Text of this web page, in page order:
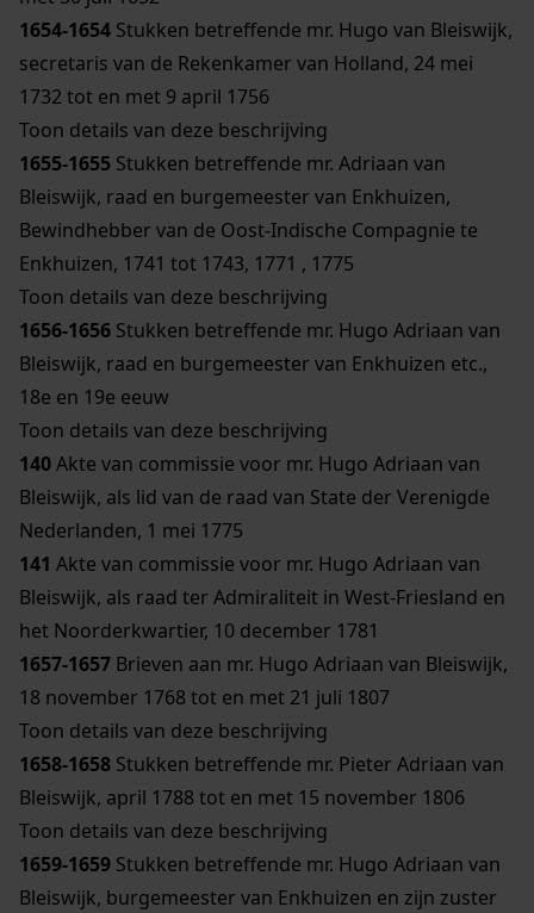
1654-1654 Stukken betreffende mr. Hugo van Bleiswijk,
secretaris van de Rekenkamer van Holland, 24 mei
1732 tot en met 9 april 1756
Toon details van deze beschrijving
1655-1655 Stukken betreffende mr. Adriaan van
Bleiswijk, raad en burgemeester van Enkhuizen,
Bewindhebber van de Oost-Indische Compagnie te
Enkhuizen, 1741 tot 1743, 1771 , 1775
Toon details van deze beschrijving
1656-1656 Stukken betreffende mr. Hugo Adriaan van
Bleiswijk, raad en burgemeester van Enkhuizen etc.,
18e en 19e eeuw
Toon details van deze beschrijving
140Akte van commissie voor mr. Hugo Adriaan van
Bleiswijk, als lid van de raad van State der Verenigde
Nederlanden, 1 mei 1775
141 Akte van commissie voor mr. Hugo Adriaan van
Bleiswijk, als raad ter Admiraliteit in West-Friesland en
het Noorderkwartier, 10 december 1781
1657-1657 Brieven aan mr. Hugo Adriaan van Bleiswijk,
18 november 1768 tot en met 21 juli 1807
Toon details van deze beschrijving
1658-1658 Stukken betreffende mr. Pieter Adriaan van
Bleiswijk, april 1788 tot en met 15 november 1806
Toon details van deze beschrijving
1659-1659 Stukken betreffende mr. Hugo Adriaan van
Bleiswijk, burgemeester van Enkhuizen en zijn zuster